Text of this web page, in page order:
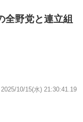
全野党と連立組
2025/10/15(水) 21:30:41.19